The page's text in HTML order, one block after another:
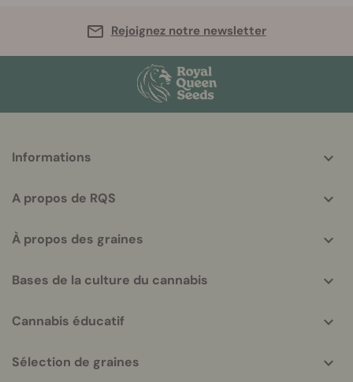
Rejoignez notre newsletter
helpful
Informations
A propos de RQS
À propos des graines
Bases de la culture du cannabis
Cannabis éducatif
Sélection de graines